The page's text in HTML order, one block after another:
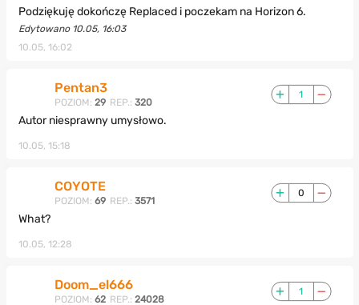
Podziękuję dokończę Replaced i poczekam na Horizon 6.
Edytowano 10.05, 16:03
10.05, 16:02
Pentan3
POZIOM: 29 REP.: 320
1
Autor niesprawny umysłowo.
10.05, 15:18
COYOTE
POZIOM: 69 REP.: 3571
0
What?
10.05, 12:28
Doom_el666
POZIOM: 62 REP.: 24028
1